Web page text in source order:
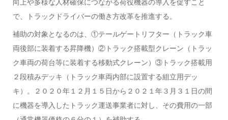
向上や多様な人材確保につながる荷役機器の導入を促すこと
で、トラックドライバーの働き方改革を推進する。
補助の対象となるのは、①テールゲートリフター（トラック車
両後部に装着する昇降機）②トラック搭載型クレーン（トラッ
ク車両の荷台等に装着する移動式クレーン）③トラック搭載用
２段積みデッキ（トラック車両内部に設置する組立用デッ
キ）。２０２０年１２月１５日から２０２１年３月３１日の間
に機器を導入したトラック運送事業者に対し、その費用の一部